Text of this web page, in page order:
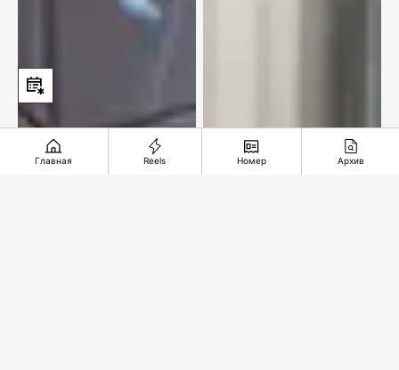
Главная Reels Номер Архив